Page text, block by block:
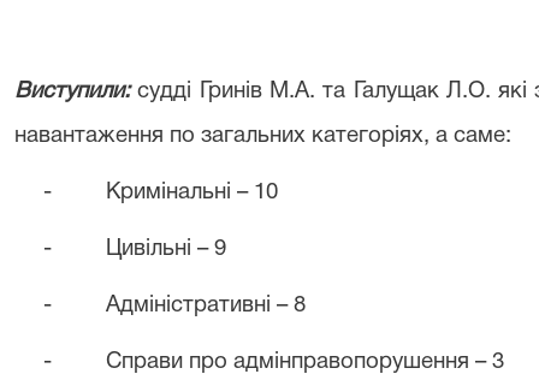
Виступили:судді Гринів М.А. та Галущак Л.О. які
навантаження по загальних категоріях, а саме:
- Кримінальні – 10
- Цивільні – 9
- Адміністративні – 8
- Справи про адмінправопорушення – 3